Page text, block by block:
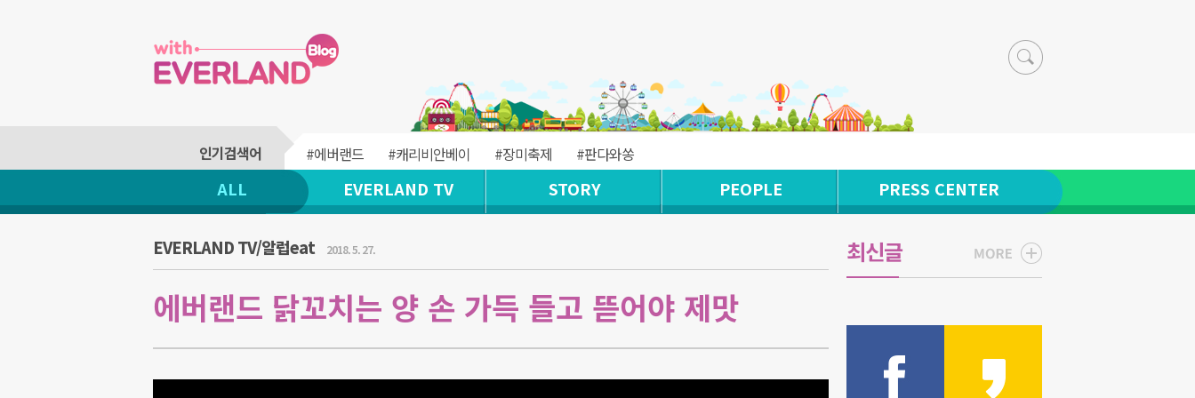
#에버랜드 #캐리비안베이 #장미축제 #판다와쏭
ALL EVERLAND TV STORY PEOPLE PRESS CENTER
EVERLAND TV/알럽eat 2018. 5. 27.
에버랜드 닭꼬치는 양 손 가득 들고 뜯어야 제맛
최신글